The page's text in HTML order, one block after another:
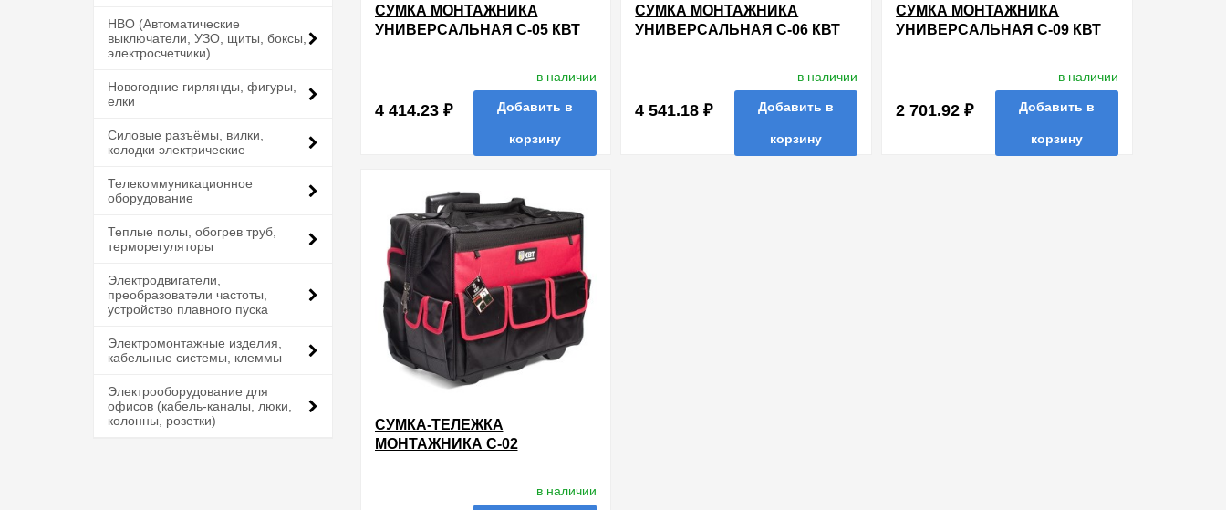
НВО (Автоматические
выключатели, УЗО, щиты, боксы,
электросчетчики)
Новогодние гирлянды, фигуры,
елки
Силовые разъёмы, вилки,
колодки электрические
Телекоммуникационное
оборудование
Теплые полы, обогрев труб,
терморегуляторы
Электродвигатели,
преобразователи частоты,
устройство плавного пуска
Электромонтажные изделия,
кабельные системы, клеммы
Электрооборудование для
офисов (кабель-каналы, люки,
колонны, розетки)
СУМКА МОНТАЖНИКА
УНИВЕРСАЛЬНАЯ С-05 КВТ
4 414.23 ₽
в наличии
Добавить в
корзину
СУМКА МОНТАЖНИКА
УНИВЕРСАЛЬНАЯ С-06 КВТ
4 541.18 ₽
в наличии
Добавить в
корзину
СУМКА МОНТАЖНИКА
УНИВЕРСАЛЬНАЯ С-09 КВТ
2 701.92 ₽
в наличии
Добавить в
корзину
СУМКА-ТЕЛЕЖКА
МОНТАЖНИКА С-02
в наличии